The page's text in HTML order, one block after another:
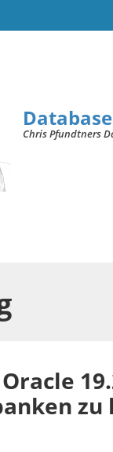
Chris Pfundtners